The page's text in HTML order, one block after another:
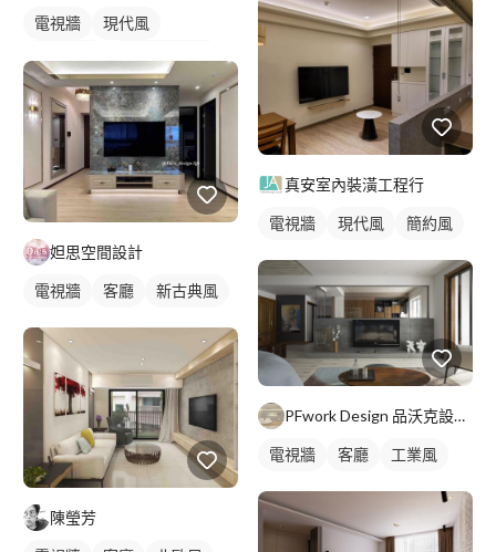
電視牆
現代風
客廳燈光設計
妲思空間設計
電視牆 客廳 新古典風
陳瑩芳
真安室內裝潢工程行
電視牆 現代風 簡約風
PFwork Design 品沃克設計 l 工程 安信建築經理屢約保證
電視牆 客廳 工業風